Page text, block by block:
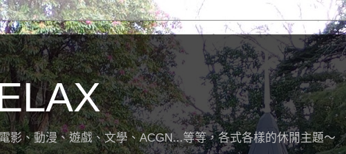
影、動漫、遊戲、文學、ACGN...等等，各式各樣的休閒主題～